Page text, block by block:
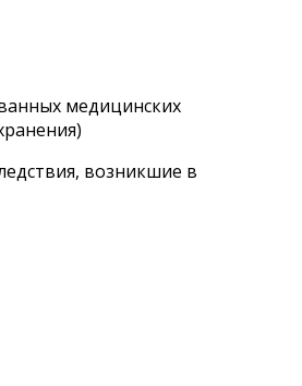
медицинских
возникшие в